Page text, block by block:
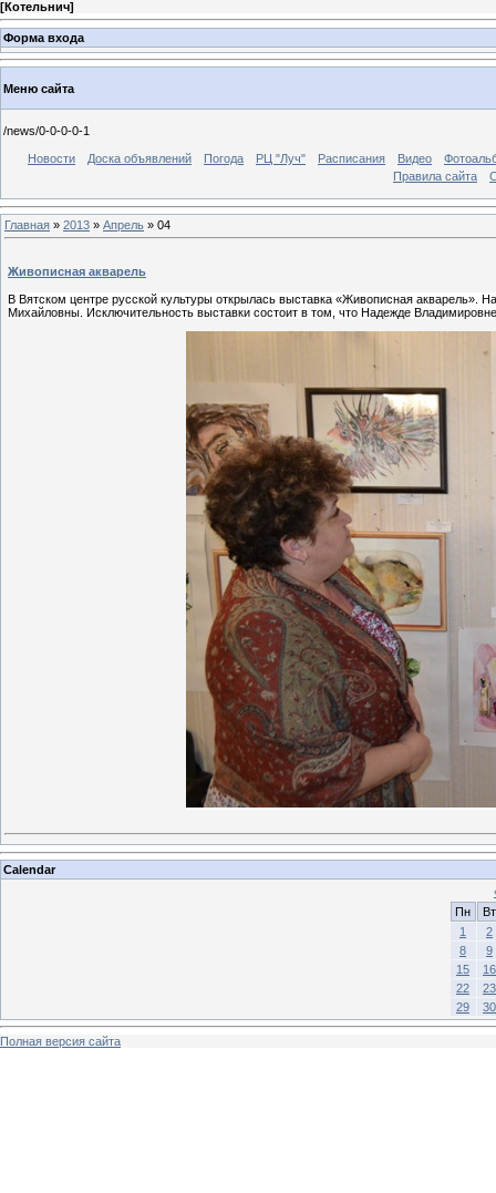
[Котельнич]
Форма входа
Меню сайта
/news/0-0-0-0-1
Новости Доска объявлений Погода РЦ "Луч" Расписания Видео
Правила сайта
Главная » 2013 » Апрель » 04
Живописная акварель
В Вятском центре русской культуры открылась выставка «Живописная
Михайловны. Исключительность выставки состоит в том, что Надежде
Calendar
Пн
Вт
1
2
8
9
15
16
22
23
29
30
Полная версия сайта